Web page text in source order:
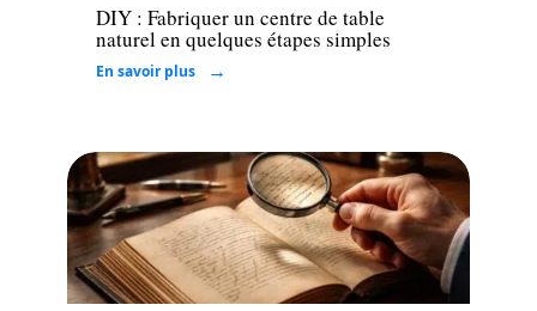
DIY : Fabriquer un centre de table
naturel en quelques étapes simples
En savoir plus
Loisirs